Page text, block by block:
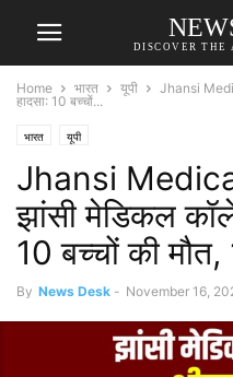
DISCOVER THE
Home भारत यूपी
Jhansi
हादसा: 10 बच्चों...
भारत यूपी
Jhansi
झांसी मेडिकल
10 बच्चों की
By News Desk - November 16,